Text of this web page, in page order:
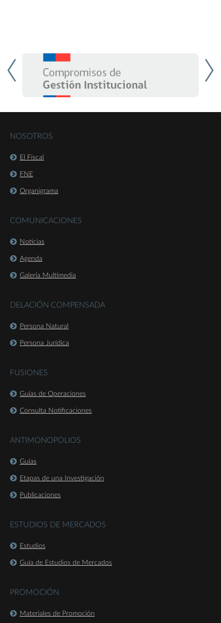
NOSOTROS
El Fiscal
FNE
Organigrama
COMUNICACIONES
Noticias
Agenda
Galería Multimedia
DELACIÓN COMPENSADA
Persona Natural
Persona Jurídica
FUSIONES
Guías de Operaciones
Consulta Notificaciones
ANTIMONOPOLIOS
Guías
Etapas de una Investigación
Publicaciones
ESTUDIOS DE MERCADOS
Estudios
Guía de Estudios de Mercados
PROMOCIÓN
Materiales de Promoción